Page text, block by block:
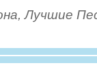
,Лучшие